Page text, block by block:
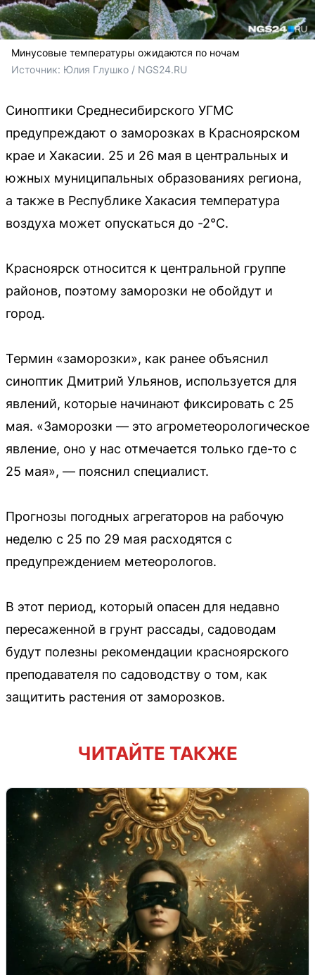
Минусовые температуры ожидаются по ночам
Источник: Юлия Глушко / NGS24.RU
Синоптики Среднесибирского УГМС
предупреждают о заморозках в Красноярском
крае и Хакасии. 25 и 26 мая в центральных и
южных муниципальных образованиях региона,
а также в Республике Хакасия температура
воздуха может опускаться до -2°C.
Красноярск относится к центральной группе
районов, поэтому заморозки не обойдут и
город.
Термин «заморозки», как ранее объяснил
синоптик Дмитрий Ульянов, используется для
явлений, которые начинают фиксировать с 25
мая. «Заморозки — это агрометеорологическое
явление, оно у нас отмечается только где-то с
25 мая», — пояснил специалист.
Прогнозы погодных агрегаторов на рабочую
неделю с 25 по 29 мая расходятся с
предупреждением метеорологов.
В этот период, который опасен для недавно
пересаженной в грунт рассады, садоводам
будут полезны рекомендации красноярского
преподавателя по садоводству о том, как
защитить растения от заморозков.
ЧИТАЙТЕ ТАКЖЕ